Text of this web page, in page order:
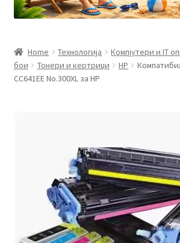
Privacy Policy
Контакт
Рекламации и замена на производ
Сите производи
Home Технологија Компјутери и IT
бои
Тонери и кертриџи HP
CC641EE No.300XL за HP